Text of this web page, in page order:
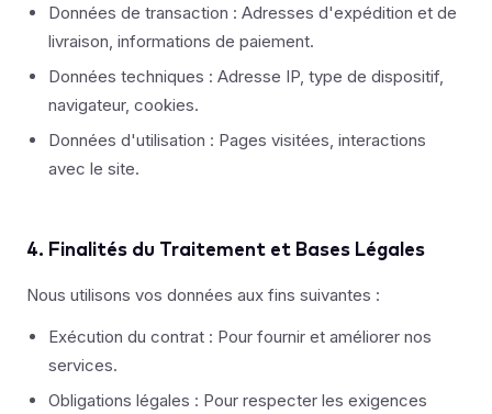
Données de transaction : Adresses d'expédition et de
livraison, informations de paiement.
Données techniques : Adresse IP, type de dispositif,
navigateur, cookies.
Données d'utilisation : Pages visitées, interactions
avec le site.
4. Finalités du Traitement et Bases Légales
Nous utilisons vos données aux fins suivantes :
Exécution du contrat : Pour fournir et améliorer nos
services.
Obligations légales : Pour respecter les exigences